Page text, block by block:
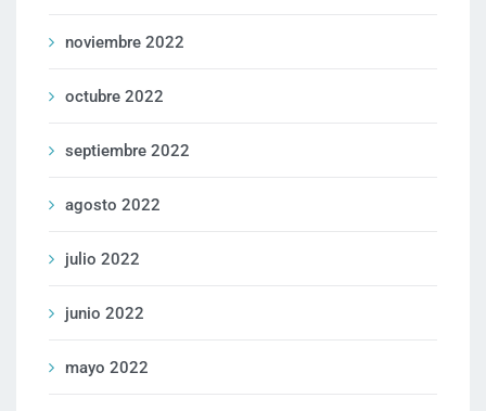
noviembre 2022
octubre 2022
septiembre 2022
agosto 2022
julio 2022
junio 2022
mayo 2022